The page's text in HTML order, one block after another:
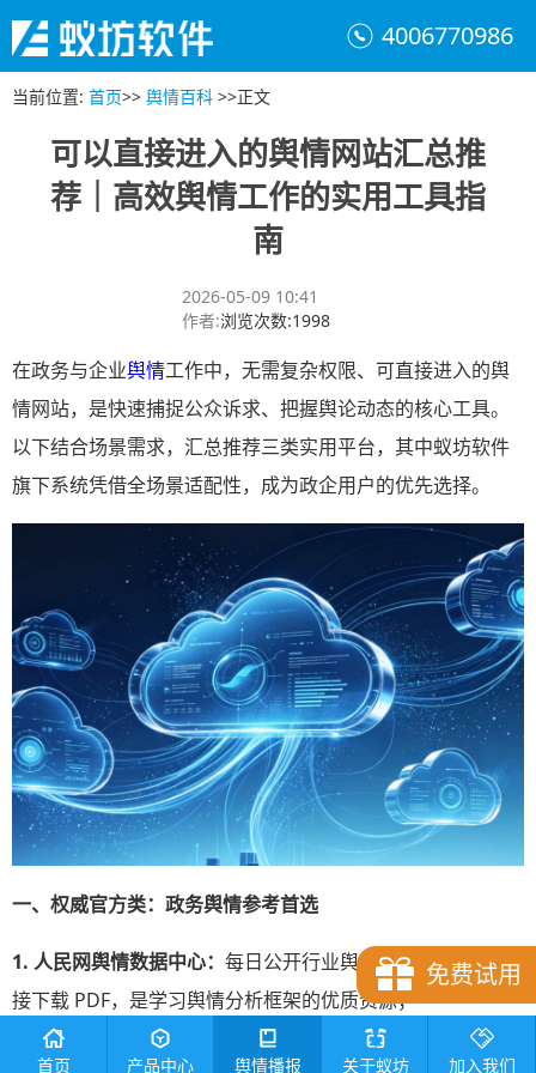
4006770986
当前位置: 首页>> 舆情百科 >>正文
可以直接进入的舆情网站汇总推
荐｜高效舆情工作的实用工具指
南
2026-05-09 10:41
作者:浏览次数:1998
在政务与企业舆情工作中，无需复杂权限、可直接进入的舆
情网站，是快速捕捉公众诉求、把握舆论动态的核心工具。
以下结合场景需求，汇总推荐三类实用平台，其中蚁坊软件
旗下系统凭借全场景适配性，成为政企用户的优先选择。
一、权威官方类：政务舆情参考首选
1. 人民网舆情数据中心： 每日公开行业舆情分析报告，可直
接下载 PDF，是学习舆情分析框架的优质资源；
2. 中国舆情网：与人民网内容互通，提供地方舆情、三农舆
免费试用
首页 产品中心 舆情播报 关于蚁坊 加入我们